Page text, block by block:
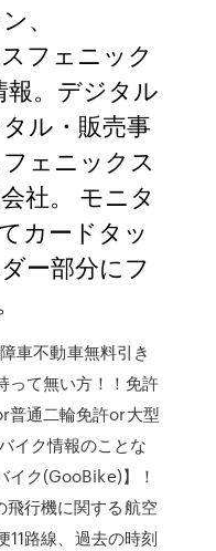
、
フェニック
報。デジタル
ル・販売事
ェニックス
社。 モニタ
カードタッ
ー部分にフ
車不動車無料引き
って無い方！！免許
普通二輪免許or大型
イク情報のことな
イク(GooBike)】！
飛行機に関する航空
路線、過去の時刻